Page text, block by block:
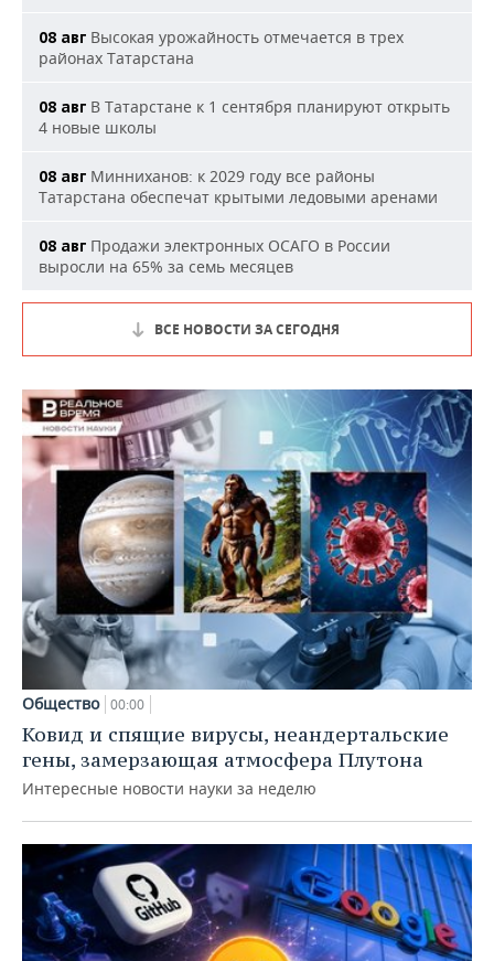
08 авг Высокая урожайность отмечается в трех
районах Татарстана
08 авг В Татарстане к 1 сентября планируют открыть
4 новые школы
08 авг Минниханов: к 2029 году все районы
Татарстана обеспечат крытыми ледовыми аренами
08 авг Продажи электронных ОСАГО в России
выросли на 65% за семь месяцев
ВСЕ НОВОСТИ ЗА СЕГОДНЯ
Общество 00:00
Ковид и спящие вирусы, неандертальские
гены, замерзающая атмосфера Плутона
Интересные новости науки за неделю